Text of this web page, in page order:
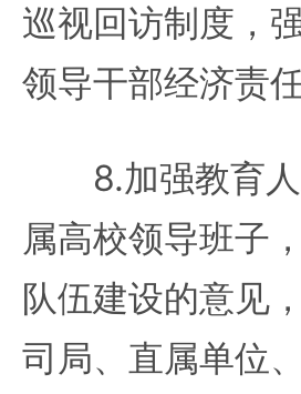
巡视回访制度，
领导干部经济责
8.加强教育人
属高校领导班子
队伍建设的意见
司局、直属单位